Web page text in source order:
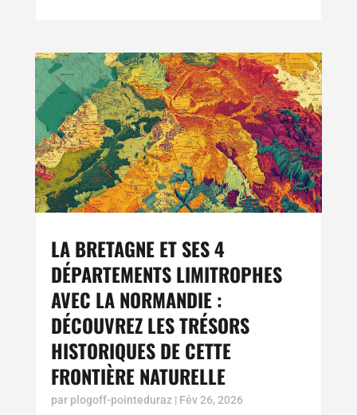
LA BRETAGNE ET SES 4
DÉPARTEMENTS LIMITROPHES
AVEC LA NORMANDIE :
DÉCOUVREZ LES TRÉSORS
HISTORIQUES DE CETTE
FRONTIÈRE NATURELLE
par plogoff-pointeduraz| Fév 26, 2026